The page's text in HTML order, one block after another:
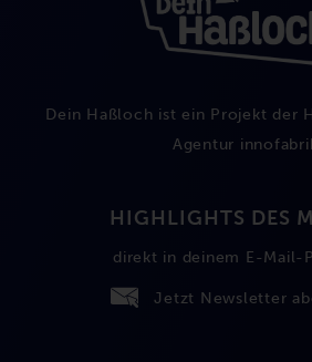
Dein Haßloch ist ein Projekt der
Agentur
HIGHLIGHTS DES
direkt in deinem E-Mail-
Jetzt Newsletter